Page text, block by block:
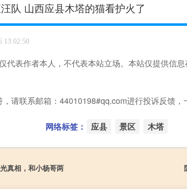
队 山西应县木塔的猫看护火了
13:02:50
代表作者本人，不代表本站立场。本站仅提供信
请联系邮箱：44010198#qq.com进行投诉反馈，
网络标签： 应县 景区 木塔
真相，和小杨哥两